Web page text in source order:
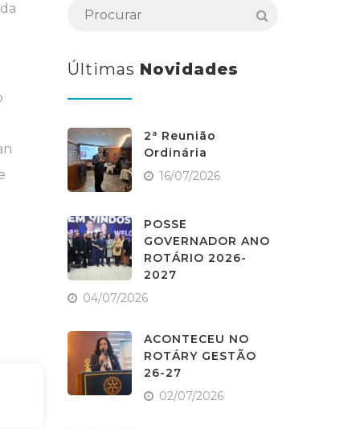
Últimas Novidades
2ª Reunião
Ordinária
16/07/2026
POSSE
GOVERNADOR ANO
ROTÁRIO 2026-
2027
04/07/2026
ACONTECEU NO
ROTÁRY GESTÃO
26-27
02/07/2026